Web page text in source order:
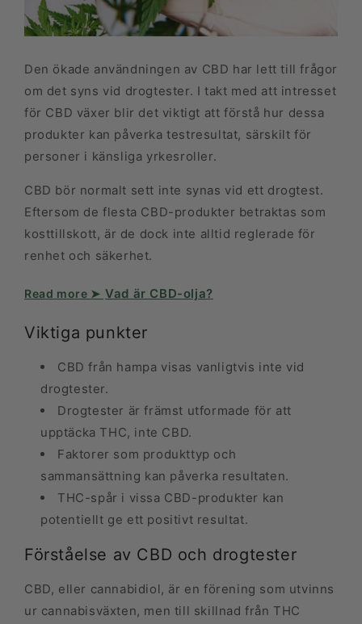
Den ökade användningen av CBD har lett till frågor
om det syns vid drogtester. I takt med att intresset
för CBD växer blir det viktigt att förstå hur dessa
produkter kan påverka testresultat, särskilt för
personer i känsliga yrkesroller.
CBD bör normalt sett inte synas vid ett drogtest.
Eftersom de flesta CBD-produkter betraktas som
kosttillskott, är de dock inte alltid reglerade för
renhet och säkerhet.
Vad är CBD-olja?
Viktiga punkter
CBD från hampa visas vanligtvis inte vid
drogtester.
Drogtester är främst utformade för att
upptäcka THC, inte CBD.
Faktorer som produkttyp och
sammansättning kan påverka resultaten.
THC-spår i vissa CBD-produkter kan
potentiellt ge ett positivt resultat.
Förståelse av CBD och drogtester
CBD, eller cannabidiol, är en förening som utvinns
ur cannabisväxten, men till skillnad från THC